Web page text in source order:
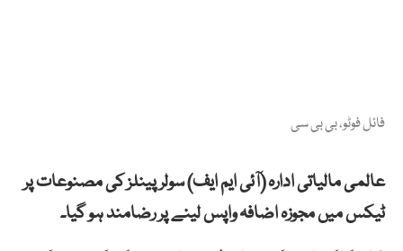
فائل فوٹو، بی بی سی
عالمی مالیاتی ادارہ (آئی ایم ایف) سولر پینلز کی مصنوعات پر
ٹیکس میں مجوزہ اضافہ واپس لینے پر رضامند ہو گیا۔